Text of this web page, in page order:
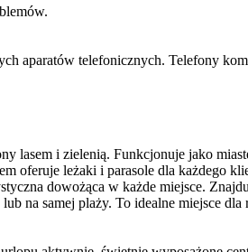
aparatów telefonicznych. Telefony
lasem i zielenią. Funkcjonuje jako
oferuje leżaki i parasole dla każdego
dowożąca w każde miejsce.
na samej plaży. To idealne miejsce